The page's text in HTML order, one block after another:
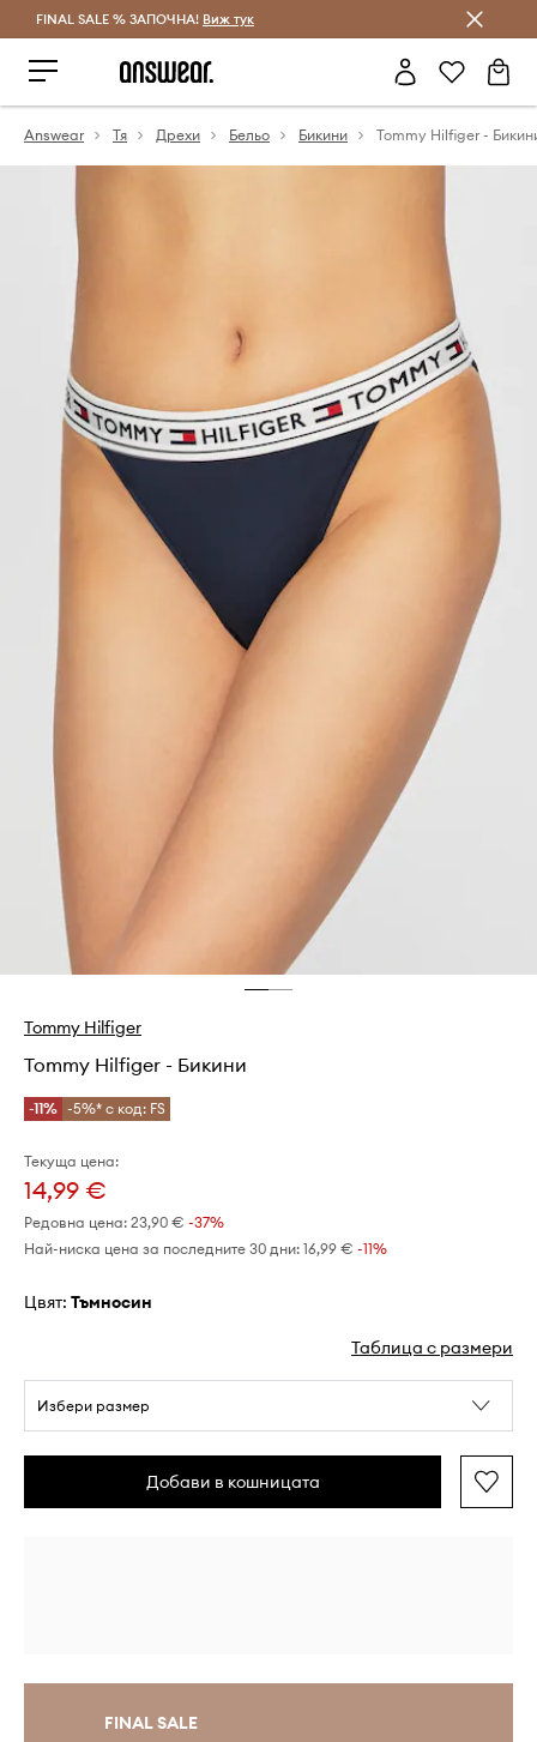
Спестявай с Answear Club
FINAL SALE % ЗАПОЧНА! Виж тук
Answear Тя Дрехи Бельо Бикини Tommy Hilfiger -
Tommy Hilfiger
Tommy Hilfiger - Бикини
-11% -5%* с код: FS
Текуща цена:
14,99 €
Редовна цена: 23,90 € -37%
Най-ниска цена за последните 30 дни: 16,99 € -11%
Цвят: тъмносин
Таблица с размери
Избери размер
Добави в кошницата
FINAL SALE